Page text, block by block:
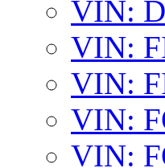
VIN:
VIN:
VIN:
VIN:
VIN: